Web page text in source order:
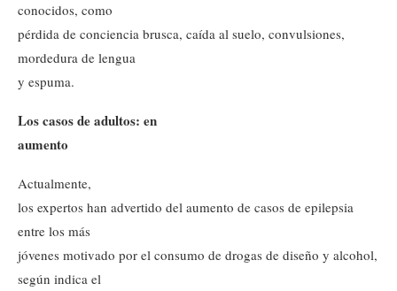
conocidos, como
pérdida de conciencia brusca, caída al suelo, convulsiones,
mordedura de lengua
y espuma.
Los casos de adultos: en
aumento
Actualmente,
los expertos han advertido del aumento de casos de epilepsia
entre los más
jóvenes motivado por el consumo de drogas de diseño y alcohol,
según indica el